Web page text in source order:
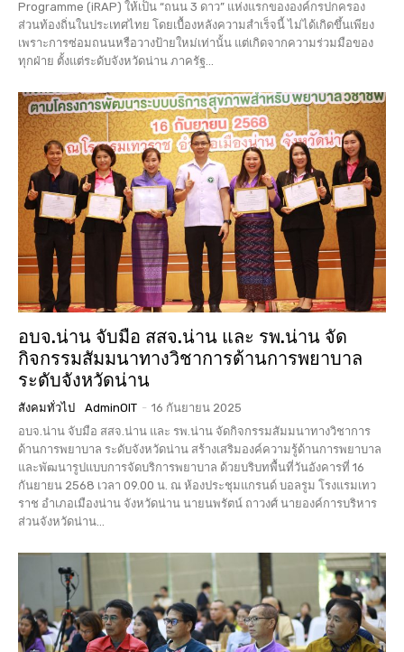
Programme (iRAP) ให้เป็น “ถนน 3 ดาว” แห่งแรกขององค์กรปกครอง
ส่วนท้องถิ่นในประเทศไทย โดยเบื้องหลังความสำเร็จนี้ ไม่ได้เกิดขึ้นเพียง
เพราะการซ่อมถนนหรือวางป้ายใหม่เท่านั้น แต่เกิดจากความร่วมมือของ
ทุกฝ่าย ตั้งแต่ระดับจังหวัดน่าน ภาครัฐ...
อบจ.น่าน จับมือ สสจ.น่าน และ รพ.น่าน จัด
กิจกรรมสัมมนาทางวิชาการด้านการพยาบาล
ระดับจังหวัดน่าน
สังคมทั่วไป AdminOIT - 16 กันยายน 2025
อบจ.น่าน จับมือ สสจ.น่าน และ รพ.น่าน จัดกิจกรรมสัมมนาทางวิชาการ
ด้านการพยาบาล ระดับจังหวัดน่าน สร้างเสริมองค์ความรู้ด้านการพยาบาล
และพัฒนารูปแบบการจัดบริการพยาบาล ด้วยบริบทพื้นที่วันอังคารที่ 16
กันยายน 2568 เวลา 09.00 น. ณ ห้องประชุมแกรนด์ บอลรูม โรงแรมเทว
ราช อำเภอเมืองน่าน จังหวัดน่าน นายนพรัตน์ ถาวงศ์ นายองค์การบริหาร
ส่วนจังหวัดน่าน...